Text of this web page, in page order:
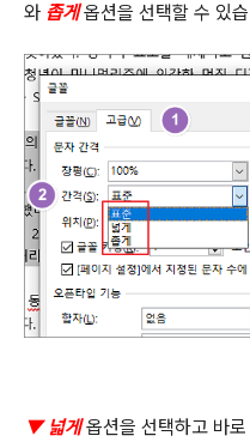
와 좁게 옵션을 선택할 수 있
▼ 넓게옵션을 선택하고 바로